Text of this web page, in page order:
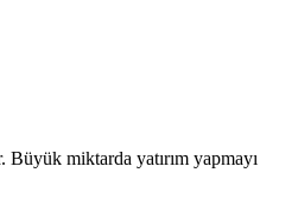
Büyük miktarda yatırım yapmayı